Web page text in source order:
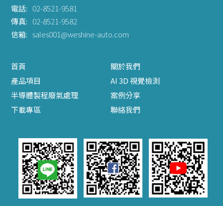
電話: 02-8521-9581
傳真: 02-8521-9582
信箱: sales001@weshine-auto.com
首頁
關於我們
產品項目
AI 3D 視覺檢測
半導體製程廢氣處理
案例分享
下載專區
聯絡我們